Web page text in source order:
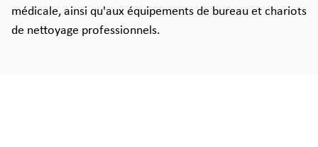
médicale, ainsi qu'aux équipements de bureau et chariots
de nettoyage professionnels.